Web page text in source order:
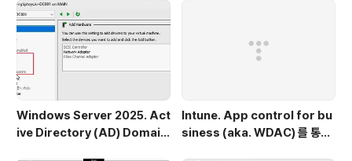
Windows Server 2025. Act
ive Directory (AD) Domain
Intune. App control for bu
siness (aka. WDAC) 를 통한